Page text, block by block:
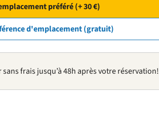
préféré (+ 30 €)
d'emplacement (gratuit)
frais jusqu’à 48h après votre réservation!